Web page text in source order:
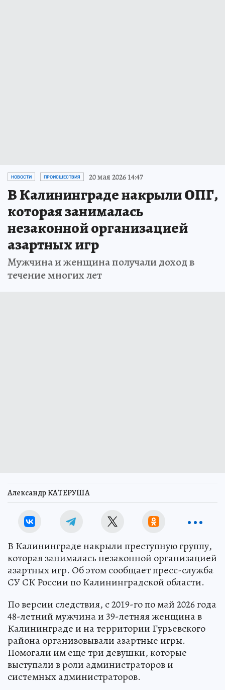
НОВОСТИ ПРОИСШЕСТВИЯ 20 мая 2026 14:47
В Калининграде накрыли ОПГ,
которая занималась
незаконной организацией
азартных игр
Мужчина и женщина получали доход в
В Калининграде накрыли преступную группу,
которая занималась незаконной организацией
азартных игр. Об этом сообщает пресс-служба
СУ СК России по Калининградской области.
По версии следствия, с 2019-го по май 2026 года
48-летний мужчина и 39-летняя женщина в
Калининграде и на территории Гурьевского
района организовывали азартные игры.
Помогали им еще три девушки, которые
выступали в роли администраторов и